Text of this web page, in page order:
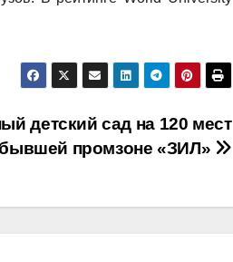
детский сад на 120 мест
бывшей промзоне «ЗИЛ»